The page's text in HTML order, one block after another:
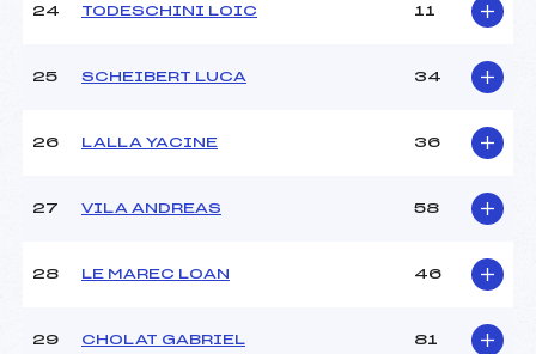
24 TODESCHINI LOIC 11
25 SCHEIBERT LUCA 34
26 LALLA YACINE 36
27 VILA ANDREAS 58
28 LE MAREC LOAN 46
29 CHOLAT GABRIEL 81